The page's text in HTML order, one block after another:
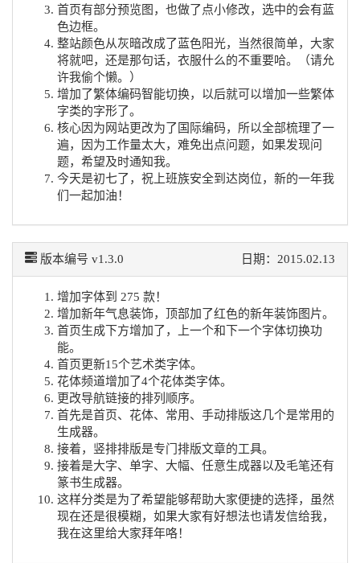
首页有部分预览图，也做了点小修改，选中的会有蓝
色边框。
整站颜色从灰暗改成了蓝色阳光，当然很简单，大家
将就吧，还是那句话，衣服什么的不重要哈。（请允
许我偷个懒。）
增加了繁体编码智能切换，以后就可以增加一些繁体
字类的字形了。
核心因为网站更改为了国际编码，所以全部梳理了一
遍，因为工作量太大，难免出点问题，如果发现问
题，希望及时通知我。
今天是初七了，祝上班族安全到达岗位，新的一年我
们一起加油！
日期：2015.02.13
版本编号 v1.3.0
增加字体到 275 款！
增加新年气息装饰，顶部加了红色的新年装饰图片。
首页生成下方增加了，上一个和下一个字体切换功
能。
首页更新15个艺术类字体。
花体频道增加了4个花体类字体。
更改导航链接的排列顺序。
首先是首页、花体、常用、手动排版这几个是常用的
生成器。
接着，竖排排版是专门排版文章的工具。
接着是大字、单字、大幅、任意生成器以及毛笔还有
篆书生成器。
这样分类是为了希望能够帮助大家便捷的选择，虽然
现在还是很模糊，如果大家有好想法也请发信给我，
我在这里给大家拜年咯！